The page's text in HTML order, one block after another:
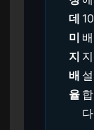
데
미
지
배
율
지